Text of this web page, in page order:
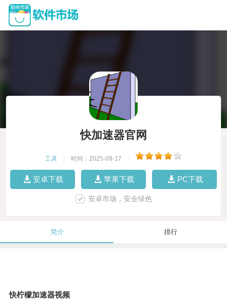
快加速器官网
工具 时间：2025-09-17
安卓下载 苹果下载 PC下载
安卓市场，安全绿色
简介 排行
快柠檬加速器视频